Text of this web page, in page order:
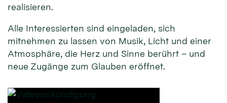
realisieren.
Alle Interessierten sind eingeladen, sich
mitnehmen zu lassen von Musik, Licht und einer
Atmosphäre, die Herz und Sinne berührt – und
neue Zugänge zum Glauben eröffnet.